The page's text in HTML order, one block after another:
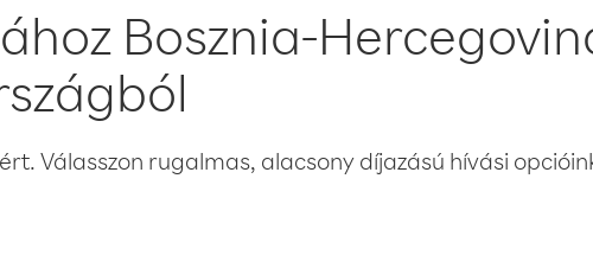
Bosznia-
Válasszon rugalmas, alacsony díjazású hívási